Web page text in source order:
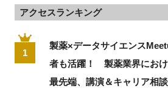
アクセスランキング
1
製薬×データサイエンス
者も活躍！ 製薬業界にお
最先端、講演＆キャリア相